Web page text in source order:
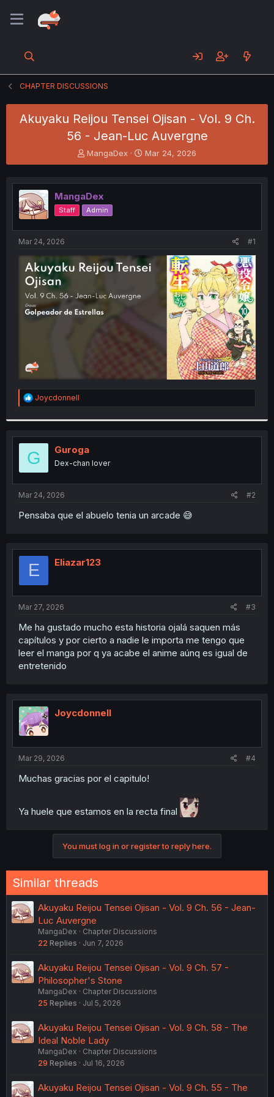
CHAPTER DISCUSSIONS
Akuyaku Reijou Tensei Ojisan - Vol. 9 Ch.
56 - Jean-Luc Auvergne
T
h
e
a
d
s
t
e
MangaDex
S
t
r
t
Mar 24, 2026
MangaDex
Staff Admin
Mar 24, 2026 #1
R
e
t
i
o
n
s
:
Joycdonnell
G Guroga
Dex-chan lover
Mar 24, 2026 #2
Pensaba que el abuelo tenia un arcade 😅
E Eliazar123
Mar 27, 2026 #3
Me ha gustado mucho esta historia ojalá saquen más
capítulos y por cierto a nadie le importa me tengo que
leer el manga por q ya acabe el anime aúnq es igual de
entretenido
Joycdonnell
Mar 29, 2026 #4
Muchas gracias por el capitulo!
Ya huele que estamos en la recta final
You must log in or register to reply here.
Similar threads
Akuyaku Reijou Tensei Ojisan - Vol. 9 Ch. 56 - Jean-
Luc Auvergne
MangaDex
Chapter Discussions
22 Replies Jun 7, 2026
Akuyaku Reijou Tensei Ojisan - Vol. 9 Ch. 57 -
Philosopher's Stone
MangaDex
Chapter Discussions
25 Replies Jul 5, 2026
Akuyaku Reijou Tensei Ojisan - Vol. 9 Ch. 58 - The
Ideal Noble Lady
MangaDex
Chapter Discussions
29 Replies Jul 16, 2026
Akuyaku Reijou Tensei Ojisan - Vol. 9 Ch. 55 - The